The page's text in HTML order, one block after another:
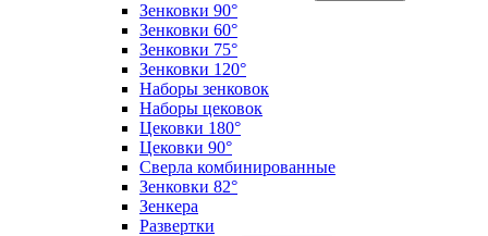
Зенковки 90°
Зенковки 60°
Зенковки 75°
Зенковки 120°
Наборы зенковок
Наборы цековок
Цековки 180°
Цековки 90°
Сверла комбинированные
Зенковки 82°
Зенкера
Развертки